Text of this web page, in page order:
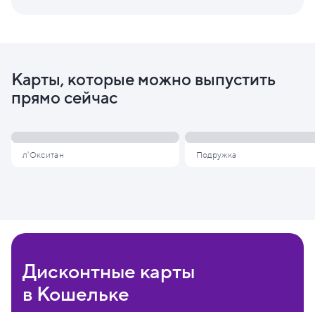
Карты, которые можно выпустить
прямо сейчас
л'Окситан Подружка
Дисконтные карты
в Кошельке